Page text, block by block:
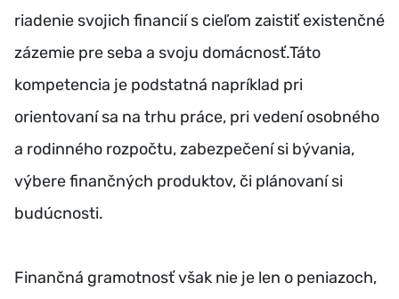
riadenie svojich financií s cieľom zaistiť existenčné
zázemie pre seba a svoju domácnosť.Táto
kompetencia je podstatná napríklad pri
orientovaní sa na trhu práce, pri vedení osobného
a rodinného rozpočtu, zabezpečení si bývania,
výbere finančných produktov, či plánovaní si
budúcnosti.
Finančná gramotnosť však nie je len o peniazoch,